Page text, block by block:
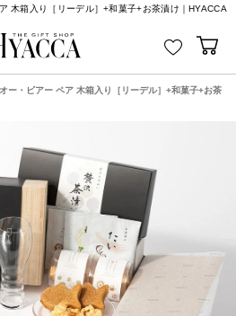
木箱入り［リーデル］+和菓子+お茶漬け｜HYACCA
ー・ビアー ペア 木箱入り［リーデル］+和菓子+お茶